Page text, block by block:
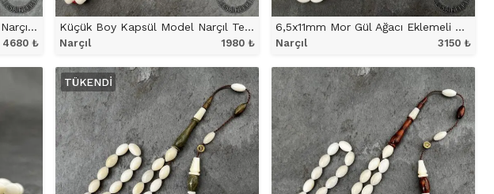
99’luk 7x7mm Kapsül Model Narçıl Tesbih
4680 ₺
Küçük Boy Kapsül Model Narçıl Tesbih
Narçıl 1980 ₺
ÜRÜNÜ İNCELE
6,5x11mm Mor Gül Ağacı Eklemeli Beyzi Model Narçıl Tesbih
Narçıl 3150 ₺
ÜRÜNÜ İNCELE
TÜKENDI